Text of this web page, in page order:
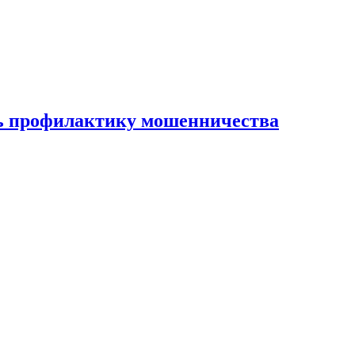
профилактику мошенничества